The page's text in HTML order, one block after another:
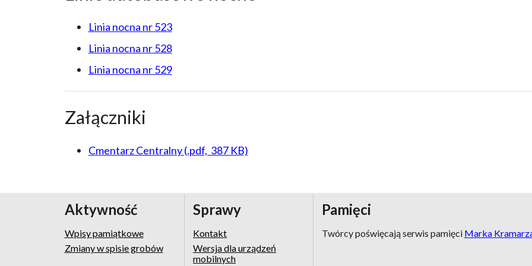
Linia nocna nr 523
Linia nocna nr 528
Linia nocna nr 529
Załączniki
Cmentarz Centralny (.pdf, 387 KB)
Aktywność
Wpisy pamiątkowe
Zmiany w spisie grobów
Sprawy
Kontakt
Wersja dla urządzeń
mobilnych
Pamięci
Twórcy poświęcają serwis pamięci Marka